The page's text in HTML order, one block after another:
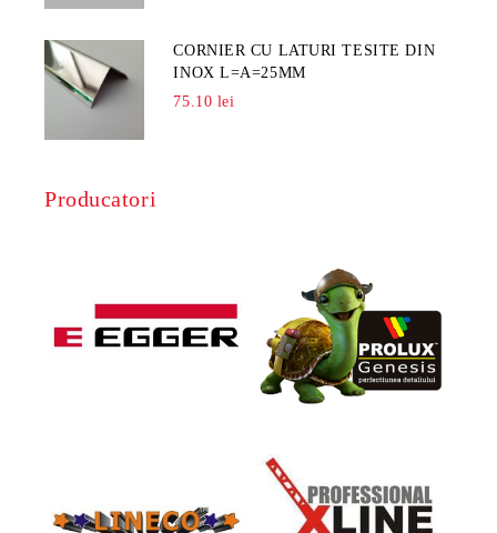
CORNIER CU LATURI TESITE DIN
INOX L=A=25MM
75.10 lei
Producatori